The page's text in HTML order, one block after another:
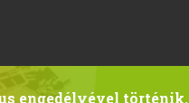
engedélyével történik.